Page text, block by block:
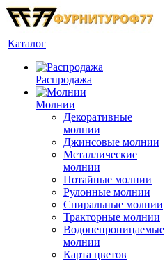
Каталог
Распродажа
Молнии
Декоративные
молнии
Джинсовые молнии
Металлические
молнии
Потайные молнии
Рулонные молнии
Спиральные молнии
Тракторные молнии
Водонепроницаемые
молнии
Карта цветов